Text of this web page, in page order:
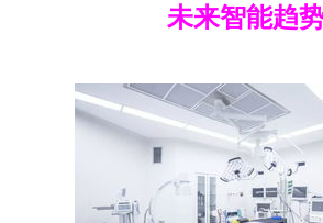
未来智能趋